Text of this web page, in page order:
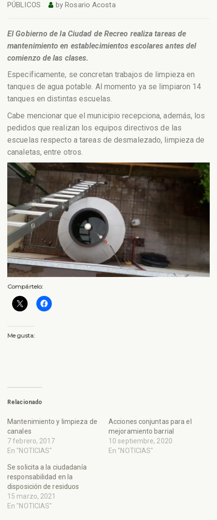
PÚBLICOS
byRosario Acosta
El Gobierno de la Ciudad de Recreo realiza tareas de
mantenimiento en establecimientos escolares antes del
comienzo de las clases.
Específicamente, se concretan trabajos de limpieza en
tanques de agua potable. Al momento ya se limpiaron 14
tanques en distintas escuelas.
Cabe mencionar que el municipio recepciona, además, los
pedidos que realizan los equipos directivos de las
escuelas respecto a tareas de desmalezado, limpieza de
canaletas, entre otros.
Compártelo:
Me gusta:
Relacionado
Mantenimiento y limpieza de
canales
7 febrero, 2017
En "NOTICIAS"
Acciones conjuntas para el
mejoramiento barrial
10 septiembre, 2020
En "NOTICIAS"
Se solicita a la ciudadanía
responsabilidad en la
disposición de residuos
15 marzo, 2021
En "NOTICIAS"